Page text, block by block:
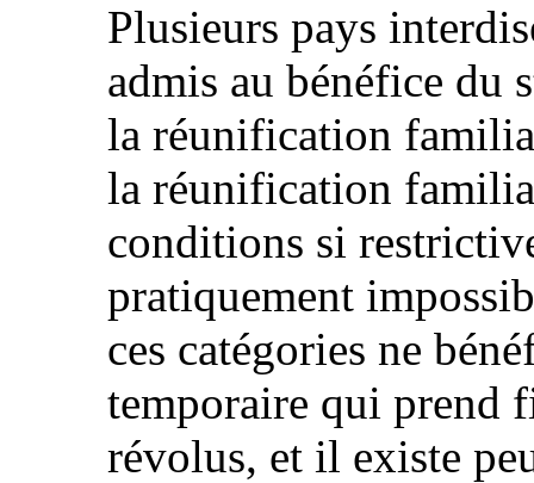
Plusieurs pays
admis au bénéfice du
la réunification
la réunification
conditions si
pratiquement
ces catégories ne
temporaire qui prend
révolus, et il existe